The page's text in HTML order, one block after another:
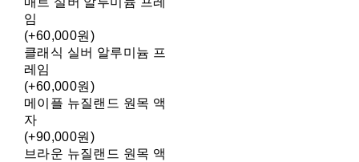
임
(+60,000원)
클래식 실버 알루미늄 프
레임
(+60,000원)
메이플 뉴질랜드 원목 액
자
(+90,000원)
브라운 뉴질랜드 원목 액